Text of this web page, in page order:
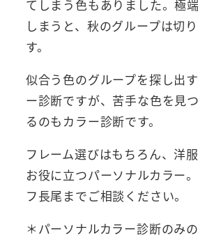
てしまう色もありました。極
しまうと、秋のグループは切
す。
似合う色のグループを探し出
ー診断ですが、苦手な色を見
るのもカラー診断です。
フレーム選びはもちろん、洋
お役に立つパーソナルカラー
フ長尾までご相談ください。
＊パーソナルカラー診断のみ